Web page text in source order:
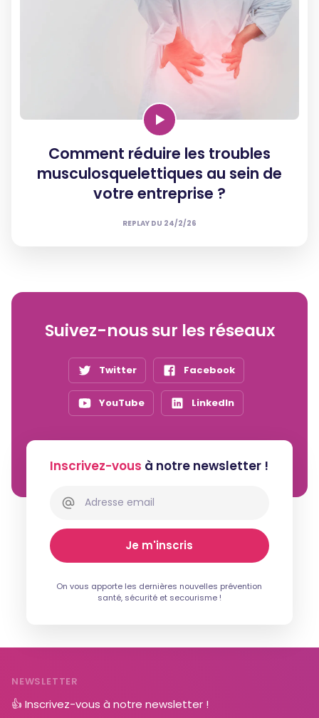
Comment réduire les troubles
musculosquelettiques au sein de
votre entreprise ?
REPLAY DU 24/2/26
Suivez-nous sur les réseaux
Twitter Facebook
YouTube LinkedIn
Inscrivez-vous à notre newsletter !
On vous apporte les dernières nouvelles prévention
santé, sécurité et secourisme !
NEWSLETTER
👍 Inscrivez-vous à notre newsletter !